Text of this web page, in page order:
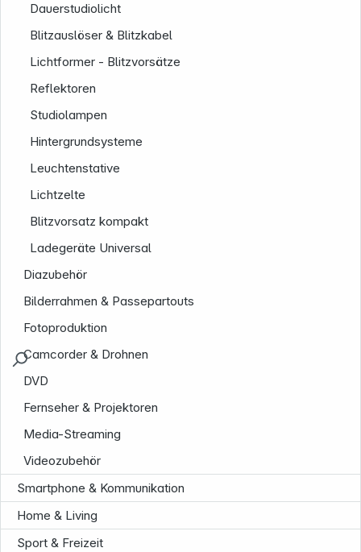
Dauerstudiolicht
Blitzauslöser & Blitzkabel
Lichtformer - Blitzvorsätze
Reflektoren
Studiolampen
Hintergrundsysteme
Leuchtenstative
Lichtzelte
Blitzvorsatz kompakt
Ladegeräte Universal
Diazubehör
Bilderrahmen & Passepartouts
Fotoproduktion
Camcorder & Drohnen
DVD
Fernseher & Projektoren
Media-Streaming
Videozubehör
Smartphone & Kommunikation
Home & Living
Sport & Freizeit